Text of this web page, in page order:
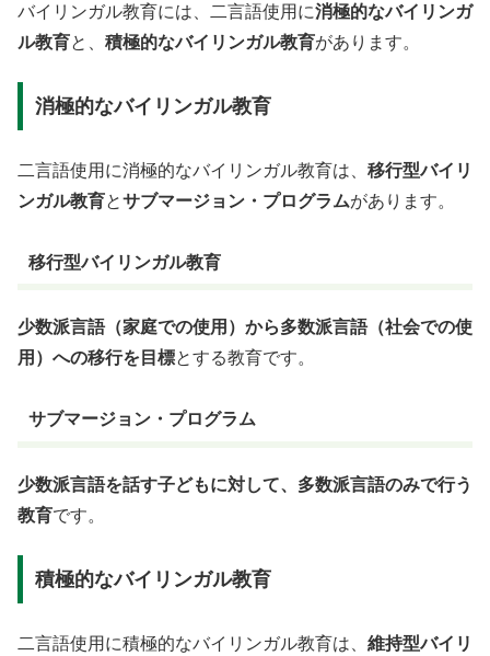
バイリンガル教育には、二言語使用に消極的なバイリンガ
ル教育と、 積極的なバイリンガル教育があります。
消極的なバイリンガル教育
二言語使用に消極的なバイリンガル教育は、 移行型バイリ
ンガル教育とサブマージョン・プログラムがあります。
移行型バイリンガル教育
少数派言語（家庭での使用）から多数派言語（社会での使
用）への移行を目標とする教育です。
サブマージョン・プログラム
少数派言語を話す子どもに対して、多数派言語のみで行う
教育です。
積極的なバイリンガル教育
二言語使用に積極的なバイリンガル教育は、 維持型バイリ